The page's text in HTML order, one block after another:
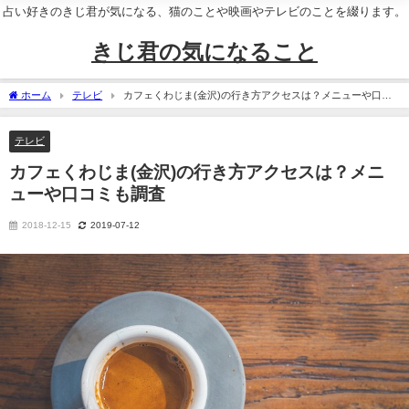
占い好きのきじ君が気になる、猫のことや映画やテレビのことを綴ります。
きじ君の気になること
ホーム テレビ
カフェくわじま(金沢)の行き方アクセスは？メニューや口コ
ミも調査
テレビ
カフェくわじま(金沢)の行き方アクセスは？メニ
ューや口コミも調査
2018-12-15 2019-07-12